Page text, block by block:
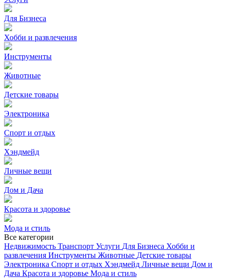
Для Бизнеса
Хобби и развлечения
Инструменты
Животные
Детские товары
Электроника
Спорт и отдых
Хэндмейд
Личные вещи
Дом и Дача
Красота и здоровье
Мода и стиль
Все категории
Недвижимость Транспорт Услуги Для Бизнеса Хобби и
развлечения Инструменты Животные Детские товары
Электроника Спорт и отдых Хэндмейд Личные вещи Дом и
Дача Красота и здоровье Мода и стиль